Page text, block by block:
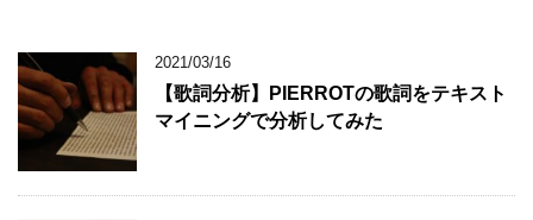
2021/03/16
【歌詞分析】PIERROTの歌詞をテキスト
マイニングで分析してみた